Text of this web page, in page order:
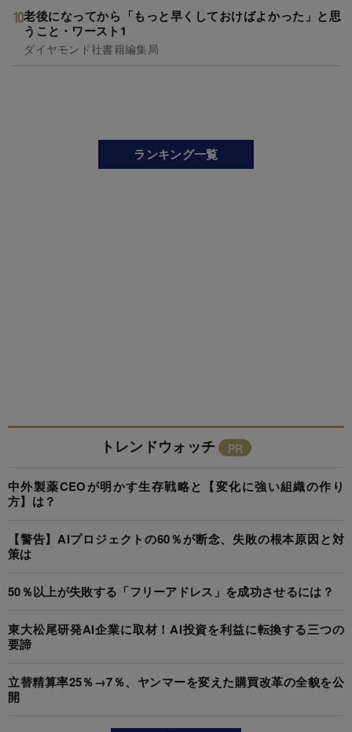
老後になってから「もっと早くしておけばよかった」と思
うこと・ワースト1
ダイヤモンド社書籍編集局
ランキング一覧
トレンドウォッチ
中外製薬CEOが明かす生存戦略と【変化に強い組織の作り
方】は？
【警告】AIプロジェクトの60％が断念、失敗の根本原因と対
策は
50％以上が失敗する「フリーアドレス」を成功させるには？
東大松尾研発AI企業に取材！AI投資を利益に転換する三つの
要諦
立替精算率25％→7％、ヤンマーを変えた購買改革の全貌を公
開